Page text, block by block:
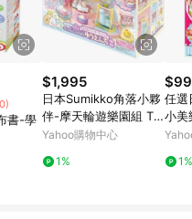
書-學
$1,995
日本Sumikko角落小夥
伴-摩天輪遊樂園組 TP
91515 TAKARA TOMY
Yahoo購物中心
1%
任選
小美
公司
1%